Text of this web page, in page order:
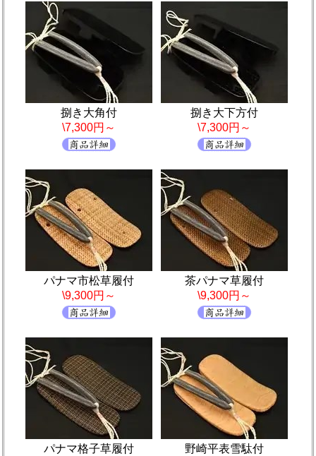
捌き大角付
\7,300円～
捌き大下方付
\7,300円～
パナマ市松草履付
\9,300円～
茶パナマ草履付
\9,300円～
パナマ格子草履付
野崎平表雪駄付